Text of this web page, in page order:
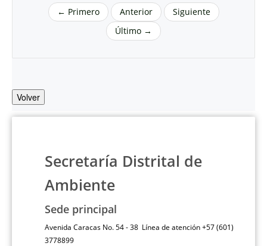
← Primero Anterior
Siguiente
Último →
Volver
Secretaría Distrital de
Ambiente
Sede principal
Avenida Caracas No. 54 - 38 Línea de atención +57 (601)
3778899